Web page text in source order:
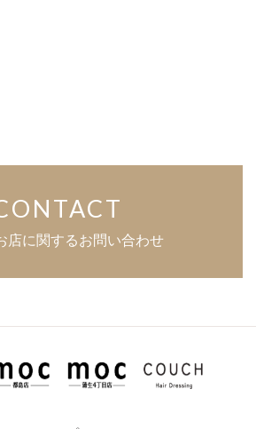
店に関するお問い合わせ